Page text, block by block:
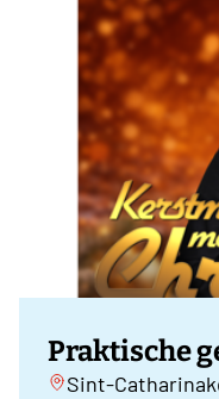
Praktische
Sint-